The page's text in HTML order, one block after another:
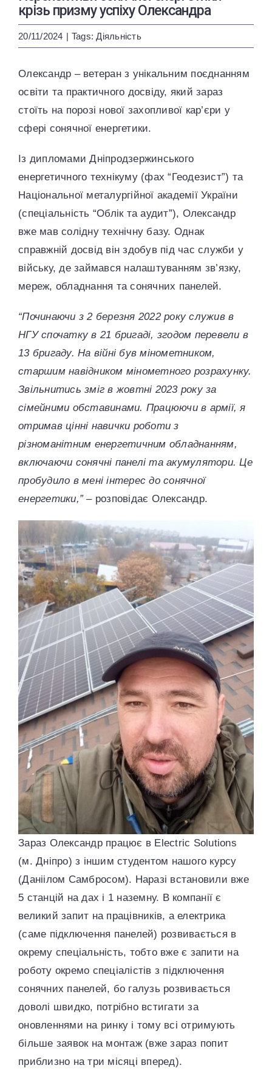
крізь призму успіху Олександра
20/11/2024 | Tags:Діяльність
Олександр – ветеран з унікальним поєднанням
освіти та практичного досвіду, який зараз
стоїть на порозі нової захопливої кар’єри у
сфері сонячної енергетики.
Із дипломами Дніпродзержинського
енергетичного технікуму (фах “Геодезист”) та
Національної металургійної академії України
(спеціальність “Облік та аудит”), Олександр
вже мав солідну технічну базу. Однак
справжній досвід він здобув під час служби у
війську, де займався налаштуванням зв’язку,
мереж, обладнання та сонячних панелей.
“Починаючи з 2 березня 2022 року служив в
НГУ спочатку в 21 бригаді, згодом перевели в
13 бригаду. На війні був мінометником,
старшим навідником мінометного розрахунку.
Звільнитись зміг в жовтні 2023 року за
сімейними обставинами. Працюючи в армії, я
отримав цінні навички роботи з
різноманітним енергетичним обладнанням,
включаючи сонячні панелі та акумулятори. Це
пробудило в мені інтерес до сонячної
енергетики,”– розповідає Олександр.
Зараз Олександр працює в Electric Solutions
(м. Дніпро) з іншим студентом нашого курсу
(Даніілом Самбросом). Наразі встановили вже
5 станцій на дах і 1 наземну. В компанії є
великий запит на працівників, а електрика
(саме підключення панелей) розвивається в
окрему спеціальність, тобто вже є запити на
роботу окремо спеціалістів з підключення
сонячних панелей, бо галузь розвивається
доволі швидко, потрібно встигати за
оновленнями на ринку і тому всі отримують
більше заявок на монтаж (вже зараз попит
приблизно на три місяці вперед).